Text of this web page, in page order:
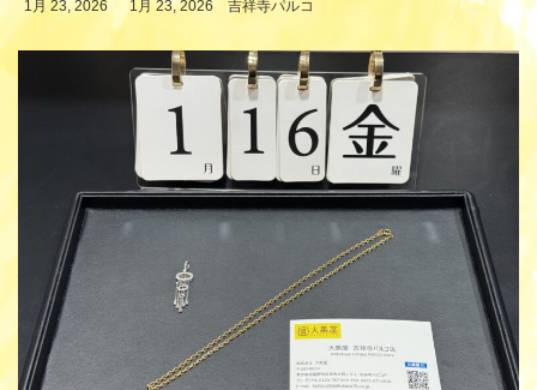
1月 23, 2026
最
新
日
時
1月 23, 2026 吉祥寺パルコ